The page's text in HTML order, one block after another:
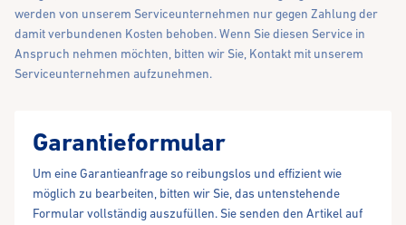
werden von unserem Serviceunternehmen nur gegen Zahlung der
damit verbundenen Kosten behoben. Wenn Sie diesen Service in
Anspruch nehmen möchten, bitten wir Sie, Kontakt mit unserem
Serviceunternehmen aufzunehmen.
Garantieformular
Um eine Garantieanfrage so reibungslos und effizient wie
möglich zu bearbeiten, bitten wir Sie, das untenstehende
Formular vollständig auszufüllen. Sie senden den Artikel auf